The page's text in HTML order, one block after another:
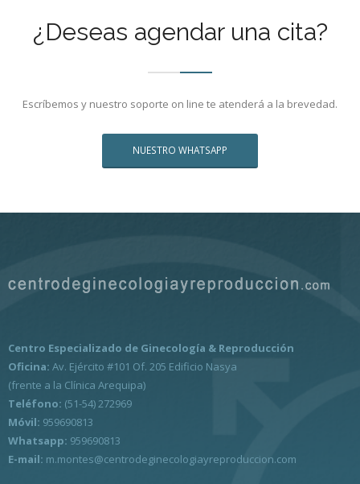
¿Deseas agendar una cita?
Escríbemos y nuestro soporte on line te atenderá a la brevedad.
NUESTRO WHATSAPP
Centro Especializado de Ginecología & Reproducción
Oficina: Av. Ejército #101 Of. 205 Edificio Nasya
(frente a la Clínica Arequipa)
Teléfono: (51-54) 272969
Móvil: 959690813
Whatsapp: 959690813
E-mail: m.montes@centrodeginecologiayreproduccion.com